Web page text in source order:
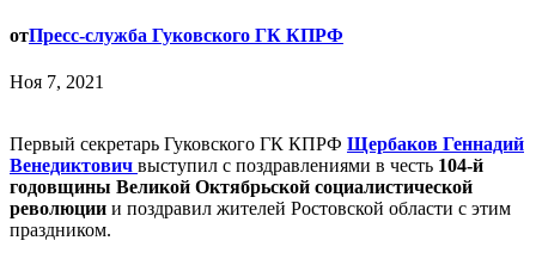
отПресс-служба Гуковского ГК КПРФ
Ноя 7, 2021
Первый секретарь Гуковского ГК КПРФ Щербаков Геннадий
Венедиктович выступил с поздравлениями в честь 104-й
годовщины Великой Октябрьской социалистической
революции и поздравил жителей Ростовской области с этим
праздником.